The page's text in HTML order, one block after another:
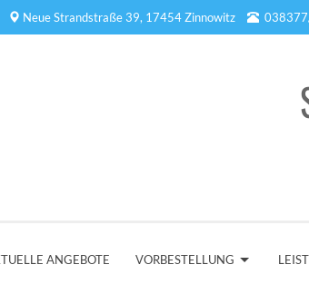
Neue Strandstraße 39, 17454 Zinnowitz
ANGEBOTE VORBESTELLUNG